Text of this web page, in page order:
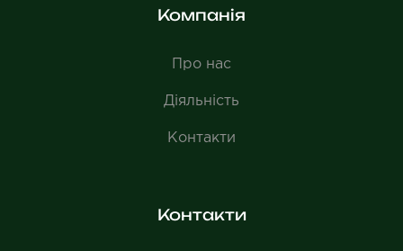
Компанія
Про нас
Діяльність
Контакти
Контакти